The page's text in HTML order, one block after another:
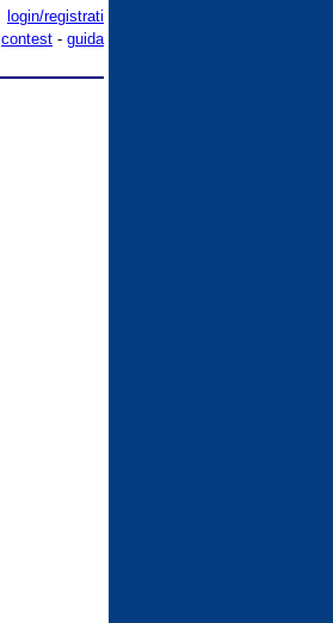
login/registrati
contest - guida